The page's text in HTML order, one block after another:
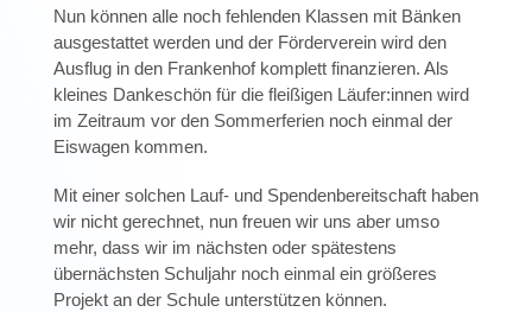
Nun können alle noch fehlenden Klassen mit Bänken
ausgestattet werden und der Förderverein wird den
Ausflug in den Frankenhof komplett finanzieren. Als
kleines Dankeschön für die fleißigen Läufer:innen wird
im Zeitraum vor den Sommerferien noch einmal der
Eiswagen kommen.
Mit einer solchen Lauf- und Spendenbereitschaft haben
wir nicht gerechnet, nun freuen wir uns aber umso
mehr, dass wir im nächsten oder spätestens
übernächsten Schuljahr noch einmal ein größeres
Projekt an der Schule unterstützen können.